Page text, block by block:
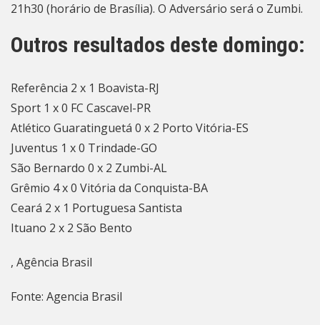
21h30 (horário de Brasília). O Adversário será o Zumbi.
Outros resultados deste domingo:
Referência 2 x 1 Boavista-RJ
Sport 1 x 0 FC Cascavel-PR
Atlético Guaratinguetá 0 x 2 Porto Vitória-ES
Juventus 1 x 0 Trindade-GO
São Bernardo 0 x 2 Zumbi-AL
Grêmio 4 x 0 Vitória da Conquista-BA
Ceará 2 x 1 Portuguesa Santista
Ituano 2 x 2 São Bento
, Agência Brasil
Fonte: Agencia Brasil